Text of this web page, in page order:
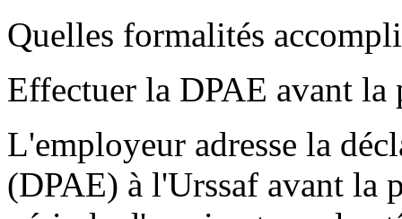
Quelles formalités
Effectuer la DPAE avant la
L'employeur adresse la
(DPAE) à l'Urssaf avant la